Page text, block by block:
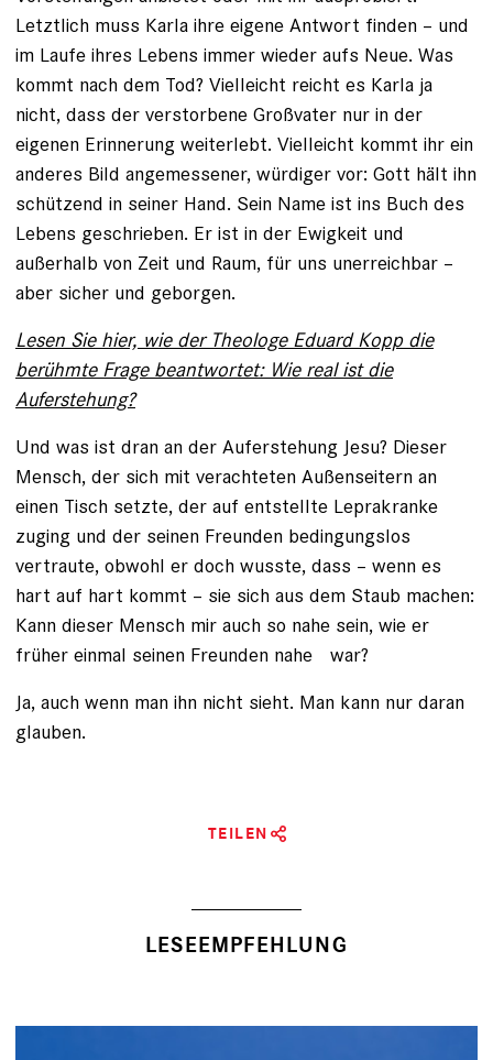
Letztlich muss Karla ihre eigene Antwort finden – und
im Laufe ihres ­Lebens immer wieder aufs Neue. Was
kommt nach dem Tod? Vielleicht reicht es Karla ja
nicht, dass der verstorbene Großvater nur in der
eigenen Erinnerung weiterlebt. Vielleicht kommt ihr ein
anderes Bild angemessener, würdiger vor: Gott hält ihn
schützend in seiner Hand. Sein Name ist ins Buch des
Lebens geschrieben. Er ist in der Ewigkeit und
außerhalb von Zeit und Raum, für uns unerreichbar –
aber sicher und geborgen.
Lesen Sie hier, wie der Theologe Eduard Kopp die
berühmte Frage beantwortet: Wie real ist die
Auferstehung?
Und was ist dran an der Aufer­stehung Jesu? Dieser
Mensch, der sich mit verachteten Außenseitern an
einen Tisch setzte, der auf entstellte Leprakranke
zuging und der seinen Freunden bedingungslos
vertraute, obwohl er doch wusste, dass – wenn es
hart auf hart kommt – sie sich aus dem Staub machen:
Kann dieser Mensch mir auch so nahe sein, wie er
früher einmal seinen Freunden nahe war?
Ja, auch wenn man ihn nicht sieht. Man kann nur daran
glauben.
TEILEN
LESEEMPFEHLUNG